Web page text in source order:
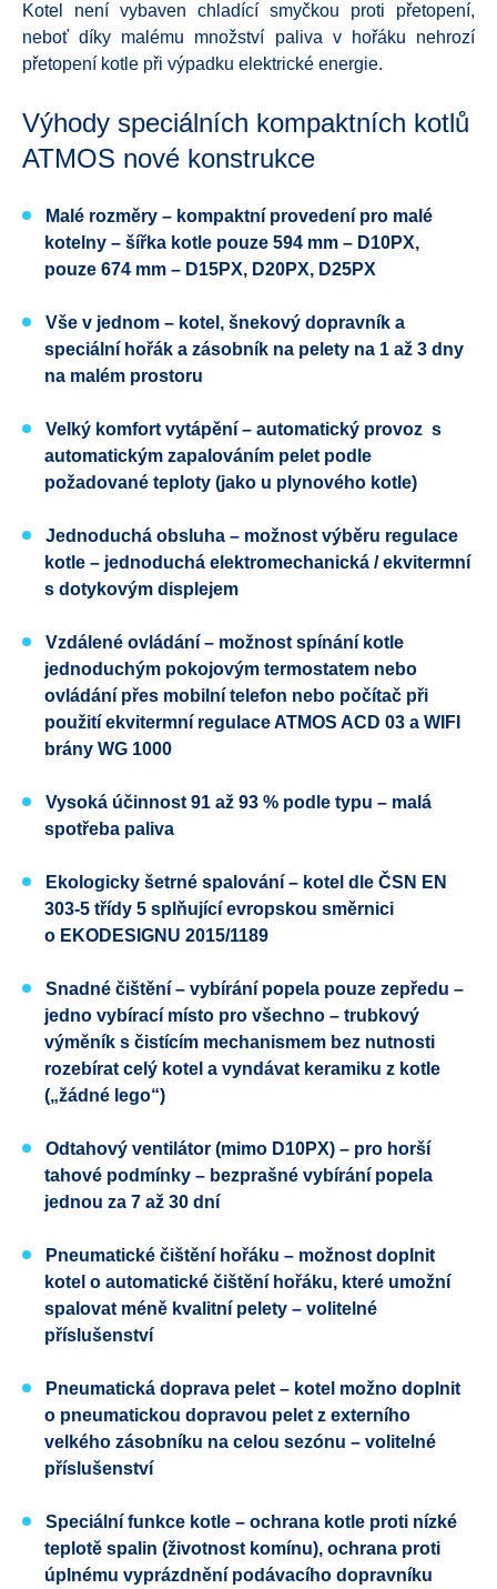
Kotel není vybaven chladící smyčkou proti přetopení,
neboť díky malému množství paliva v hořáku nehrozí
přetopení kotle při výpadku elektrické energie.
Výhody speciálních kompaktních kotlů
ATMOS nové konstrukce
Malé rozměry – kompaktní provedení pro malé
kotelny – šířka kotle pouze 594 mm – D10PX,
pouze 674 mm – D15PX, D20PX, D25PX
Vše v jednom – kotel, šnekový dopravník a
speciální hořák a zásobník na pelety na 1 až 3 dny
na malém prostoru
Velký komfort vytápění – automatický provoz s
automatickým zapalováním pelet podle
požadované teploty (jako u plynového kotle)
Jednoduchá obsluha – možnost výběru regulace
kotle – jednoduchá elektromechanická / ekvitermní
s dotykovým displejem
Vzdálené ovládání – možnost spínání kotle
jednoduchým pokojovým termostatem nebo
ovládání přes mobilní telefon nebo počítač při
použití ekvitermní regulace ATMOS ACD 03 a WIFI
brány WG 1000
Vysoká účinnost 91 až 93 % podle typu – malá
spotřeba paliva
Ekologicky šetrné spalování – kotel dle ČSN EN
303-5 třídy 5 splňující evropskou směrnici
o EKODESIGNU 2015/1189
Snadné čištění – vybírání popela pouze zepředu –
jedno vybírací místo pro všechno – trubkový
výměník s čistícím mechanismem bez nutnosti
rozebírat celý kotel a vyndávat keramiku z kotle
(„žádné lego“)
Odtahový ventilátor (mimo D10PX) – pro horší
tahové podmínky – bezprašné vybírání popela
jednou za 7 až 30 dní
Pneumatické čištění hořáku – možnost doplnit
kotel o automatické čištění hořáku, které umožní
spalovat méně kvalitní pelety – volitelné
příslušenství
Pneumatická doprava pelet – kotel možno doplnit
o pneumatickou dopravou pelet z externího
velkého zásobníku na celou sezónu – volitelné
příslušenství
Speciální funkce kotle – ochrana kotle proti nízké
teplotě spalin (životnost komínu), ochrana proti
úplnému vyprázdnění podávacího dopravníku